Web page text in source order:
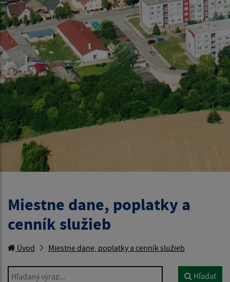
Miestne dane, poplatky a
cenník služieb
Úvod Miestne dane, poplatky a cenník služieb
Hľadaný výraz... Hľadať